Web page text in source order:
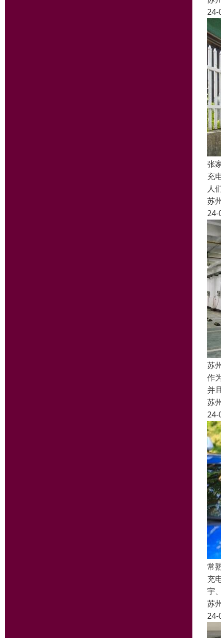
24-
张
充
人
苏
24-
苏
作
并
苏
24-
常
充
宇
苏
24-